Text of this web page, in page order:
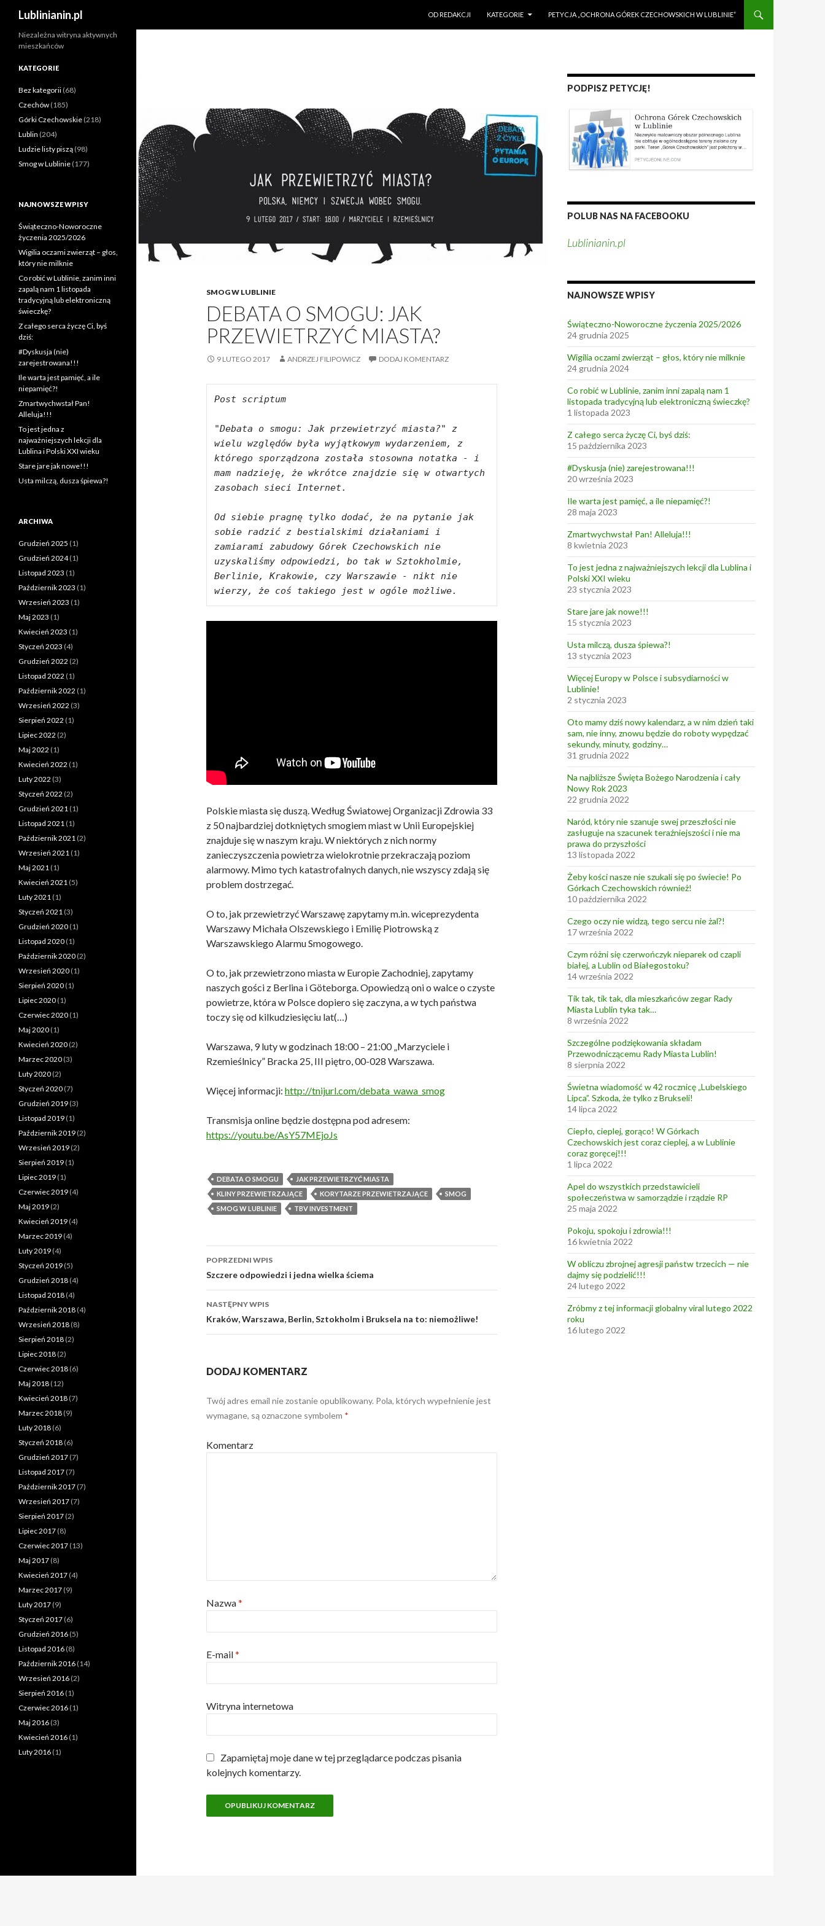
Lublinianin.pl
OD REDAKCJI
KATEGORIE PETYCJA „OCHRONA GÓREK CZECHOWSKICH W LUBLINIE”
SMOG W LUBLINIE
DEBATA O SMOGU: JAK
PRZEWIETRZYĆ MIASTA?
9 LUTEGO 2017 ANDRZEJ FILIPOWICZ DODAJ KOMENTARZ
Post scriptum
"Debata o smogu: Jak przewietrzyć miasta?" z
wielu względów była wyjątkowym wydarzeniem, z
którego sporządzona została stosowna notatka - i
mam nadzieję, że wkrótce znajdzie się w otwartych
zasobach sieci Internet.
Od siebie pragnę tylko dodać, że na pytanie jak
sobie radzić z bestialskimi działaniami i
zamiarami zabudowy Górek Czechowskich nie
uzyskaliśmy odpowiedzi, bo tak w Sztokholmie,
Berlinie, Krakowie, czy Warszawie - nikt nie
wierzy, że coś takiego jest w ogóle możliwe.
Polskie miasta się duszą. Według Światowej Organizacji Zdrowia 33
z 50 najbardziej dotkniętych smogiem miast w Unii Europejskiej
znajduje się w naszym kraju. W niektórych z nich normy
zanieczyszczenia powietrza wielokrotnie przekraczają poziom
alarmowy. Mimo tych katastrofalnych danych, nie wszyscy zdają się
problem dostrzegać.
O to, jak przewietrzyć Warszawę zapytamy m.in. wiceprezydenta
Warszawy Michała Olszewskiego i Emilię Piotrowską z
Warszawskiego Alarmu Smogowego.
O to, jak przewietrzono miasta w Europie Zachodniej, zapytamy
naszych gości z Berlina i Göteborga. Opowiedzą oni o walce o czyste
powietrze, która w Polsce dopiero się zaczyna, a w tych państwa
toczy się od kilkudziesięciu lat(…)
Warszawa, 9 luty w godzinach 18:00 – 21:00 „Marzyciele i
Rzemieślnicy” Bracka 25, III piętro, 00-028 Warszawa.
Więcej informacji: http://tnijurl.com/debata_wawa_smog
Transmisja online będzie dostępna pod adresem:
https://youtu.be/AsY57MEjoJs
DEBATA O SMOGU
JAK PRZEWIETRZYĆ MIASTA
KLINY PRZEWIETRZAJĄCE
KORYTARZE PRZEWIETRZAJĄCE
SMOG
SMOG W LUBLINIE
TBV INVESTMENT
Zobacz
wpisy
POPRZEDNI WPIS
Szczere odpowiedzi i jedna wielka ściema
NASTĘPNY WPIS
Kraków, Warszawa, Berlin, Sztokholm i Bruksela na to: niemożliwe!
DODAJ KOMENTARZ
Twój adres email nie zostanie opublikowany. Pola, których wypełnienie jest
wymagane, są oznaczone symbolem *
Komentarz
Nazwa*
E-mail*
Witryna internetowa
Zapamiętaj moje dane w tej przeglądarce podczas pisania
kolejnych komentarzy.
PODPISZ PETYCJĘ!
POLUB NAS NA FACEBOOKU
Lublinianin.pl
NAJNOWSZE WPISY
Świąteczno-Noworoczne życzenia 2025/2026
24 grudnia 2025
Wigilia oczami zwierząt – głos, który nie milknie
24 grudnia 2024
Co robić w Lublinie, zanim inni zapalą nam 1
listopada tradycyjną lub elektroniczną świeczkę?
1 listopada 2023
Z całego serca życzę Ci, byś dziś:
15 października 2023
#Dyskusja (nie) zarejestrowana!!!
20 września 2023
Ile warta jest pamięć, a ile niepamięć?!
28 maja 2023
Zmartwychwstał Pan! Alleluja!!!
8 kwietnia 2023
To jest jedna z najważniejszych lekcji dla Lublina i
Polski XXI wieku
23 stycznia 2023
Stare jare jak nowe!!!
15 stycznia 2023
Usta milczą, dusza śpiewa?!
13 stycznia 2023
Więcej Europy w Polsce i subsydiarności w
Lublinie!
2 stycznia 2023
Oto mamy dziś nowy kalendarz, a w nim dzień taki
sam, nie inny, znowu będzie do roboty wypędzać
sekundy, minuty, godziny…
31 grudnia 2022
Na najbliższe Święta Bożego Narodzenia i cały
Nowy Rok 2023
22 grudnia 2022
Naród, który nie szanuje swej przeszłości nie
zasługuje na szacunek teraźniejszości i nie ma
prawa do przyszłości
13 listopada 2022
Żeby kości nasze nie szukali się po świecie! Po
Górkach Czechowskich również!
10 października 2022
Czego oczy nie widzą, tego sercu nie żal?!
17 września 2022
Czym różni się czerwończyk nieparek od czapli
białej, a Lublin od Białegostoku?
14 września 2022
Tik tak, tik tak, dla mieszkańców zegar Rady
Miasta Lublin tyka tak…
8 września 2022
Szczególne podziękowania składam
Przewodniczącemu Rady Miasta Lublin!
8 sierpnia 2022
Świetna wiadomość w 42 rocznicę „Lubelskiego
Lipca”. Szkoda, że tylko z Brukseli!
14 lipca 2022
Ciepło, cieplej, gorąco! W Górkach
Czechowskich jest coraz cieplej, a w Lublinie
coraz goręcej!!!
1 lipca 2022
Apel do wszystkich przedstawicieli
społeczeństwa w samorządzie i rządzie RP
25 maja 2022
Pokoju, spokoju i zdrowia!!!
16 kwietnia 2022
W obliczu zbrojnej agresji państw trzecich — nie
dajmy się podzielić!!!
24 lutego 2022
Zróbmy z tej informacji globalny viral lutego 2022
roku
16 lutego 2022
Niezależna witryna aktywnych
mieszkańców
KATEGORIE
Bez kategorii (68)
Czechów (185)
Górki Czechowskie (218)
Lublin (204)
Ludzie listy piszą (98)
Smog w Lublinie (177)
NAJNOWSZE WPISY
Świąteczno-Noworoczne
życzenia 2025/2026
Wigilia oczami zwierząt – głos,
który nie milknie
Co robić w Lublinie, zanim inni
zapalą nam 1 listopada
tradycyjną lub elektroniczną
świeczkę?
Z całego serca życzę Ci, byś
dziś:
#Dyskusja (nie)
zarejestrowana!!!
Ile warta jest pamięć, a ile
niepamięć?!
Zmartwychwstał Pan!
Alleluja!!!
To jest jedna z
najważniejszych lekcji dla
Lublina i Polski XXI wieku
Stare jare jak nowe!!!
Usta milczą, dusza śpiewa?!
ARCHIWA
Grudzień 2025 (1)
Grudzień 2024(1)
Listopad 2023 (1)
Październik 2023 (1)
Wrzesień 2023 (1)
Maj 2023 (1)
Kwiecień 2023 (1)
Styczeń 2023 (4)
Grudzień 2022 (2)
Listopad 2022 (1)
Październik 2022 (1)
Wrzesień 2022 (3)
Sierpień 2022 (1)
Lipiec 2022 (2)
Maj 2022 (1)
Kwiecień 2022 (1)
Luty 2022 (3)
Styczeń 2022 (2)
Grudzień 2021 (1)
Listopad 2021 (1)
Październik 2021 (2)
Wrzesień 2021 (1)
Maj 2021 (1)
Kwiecień 2021 (5)
Luty 2021 (1)
Styczeń 2021 (3)
Grudzień 2020 (1)
Listopad 2020 (1)
Październik 2020 (2)
Wrzesień 2020 (1)
Sierpień 2020 (1)
Lipiec 2020 (1)
Czerwiec 2020 (1)
Maj 2020 (1)
Kwiecień 2020 (2)
Marzec 2020 (3)
Luty 2020 (2)
Styczeń 2020 (7)
Grudzień 2019 (3)
Listopad 2019 (1)
Październik 2019 (2)
Wrzesień 2019 (2)
Sierpień 2019 (1)
Lipiec 2019 (1)
Czerwiec 2019 (4)
Maj 2019 (2)
Kwiecień 2019 (4)
Marzec 2019 (4)
Luty 2019 (4)
Styczeń 2019 (5)
Grudzień 2018 (4)
Listopad 2018 (4)
Październik 2018 (4)
Wrzesień 2018 (8)
Sierpień 2018 (2)
Lipiec 2018 (2)
Czerwiec 2018 (6)
Maj 2018 (12)
Kwiecień 2018 (7)
Marzec 2018 (9)
Luty 2018 (6)
Styczeń 2018 (6)
Grudzień 2017 (7)
Listopad 2017 (7)
Październik 2017 (7)
Wrzesień 2017 (7)
Sierpień 2017 (2)
Lipiec 2017 (8)
Czerwiec 2017 (13)
Maj 2017 (8)
Kwiecień 2017 (4)
Marzec 2017 (9)
Luty 2017 (9)
Styczeń 2017 (6)
Grudzień 2016 (5)
Listopad 2016 (8)
Październik 2016 (14)
Wrzesień 2016 (2)
Sierpień 2016 (1)
Czerwiec 2016 (1)
Maj 2016 (3)
Kwiecień 2016 (1)
Luty 2016 (1)